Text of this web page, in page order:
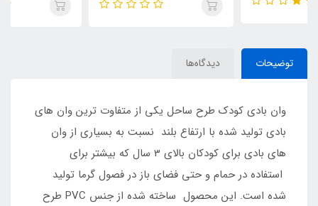
توضیحات دیدگاه‌ها
وان بادی کودک طرح ساحل یکی از متفاوت ترین وان های
بادی تولید شده با ارتفاع بلند نسبت به بسیاری از وان
های بادی برای کودکان بالای 3 سال که بیشتر برای
استفاده در حمام و حتی فضای باز در فصول گرما تولید
شده است. این محصول ساخته شده از جنس PVC طرح